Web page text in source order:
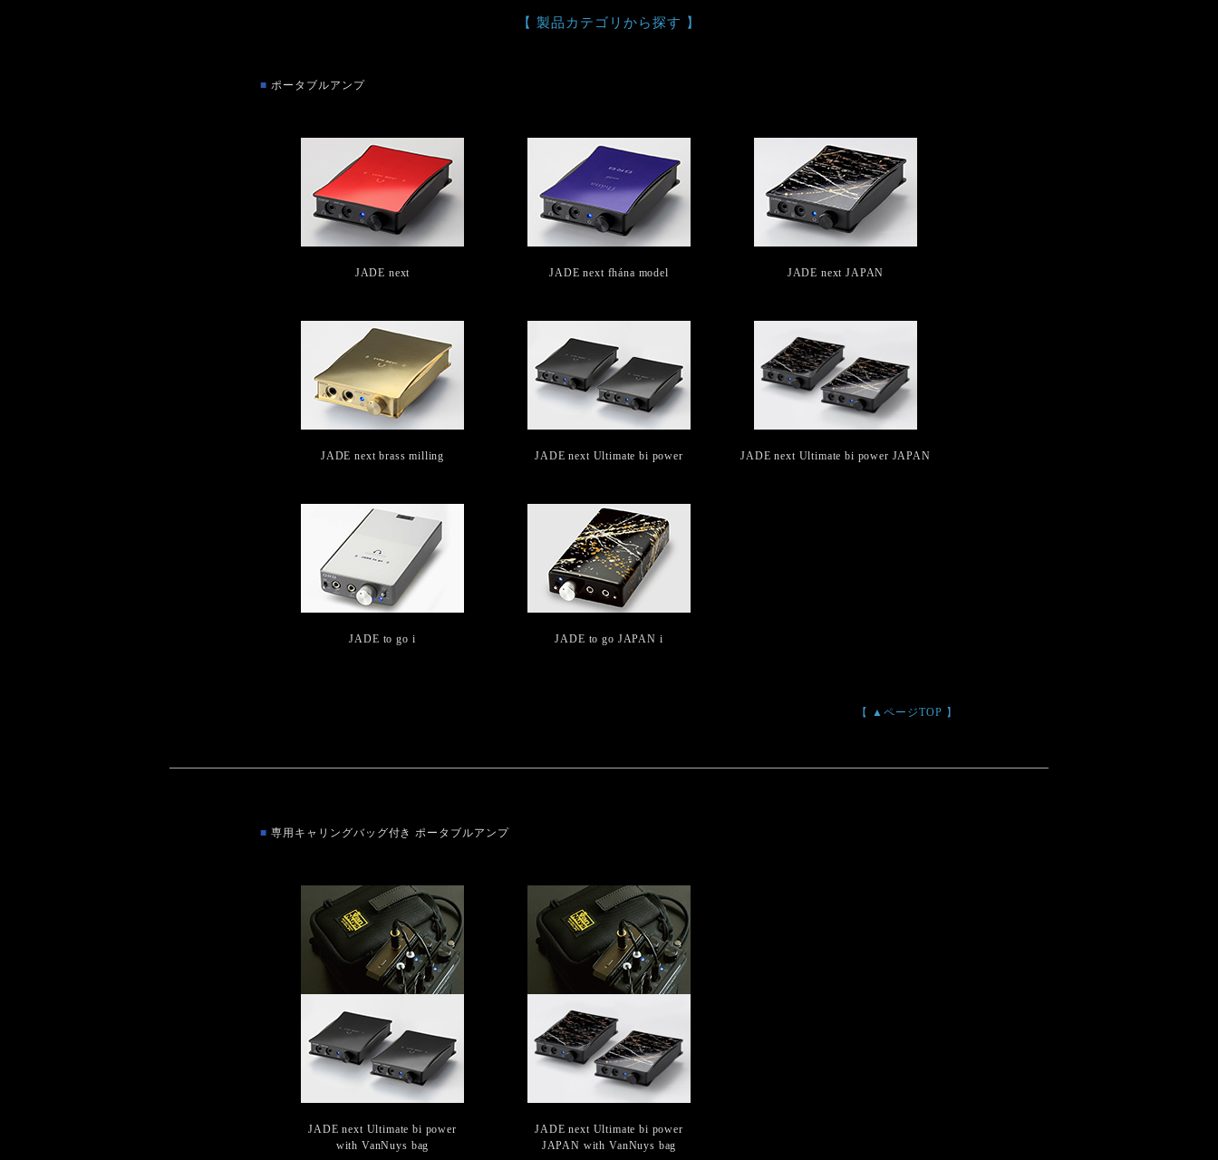
【 製品カテゴリから探す 】
■ ポータブルアンプ
JADE next JADE next fhána model JADE next JAPAN
JADE next brass milling JADE next Ultimate bi power JADE next Ultimate bi power JAPAN
JADE to go i JADE to go JAPAN i
【 ▲ページTOP 】
■ 専用キャリングバッグ付き ポータブルアンプ
JADE next Ultimate bi power
with VanNuys bag
JADE next Ultimate bi power
JAPAN with VanNuys bag